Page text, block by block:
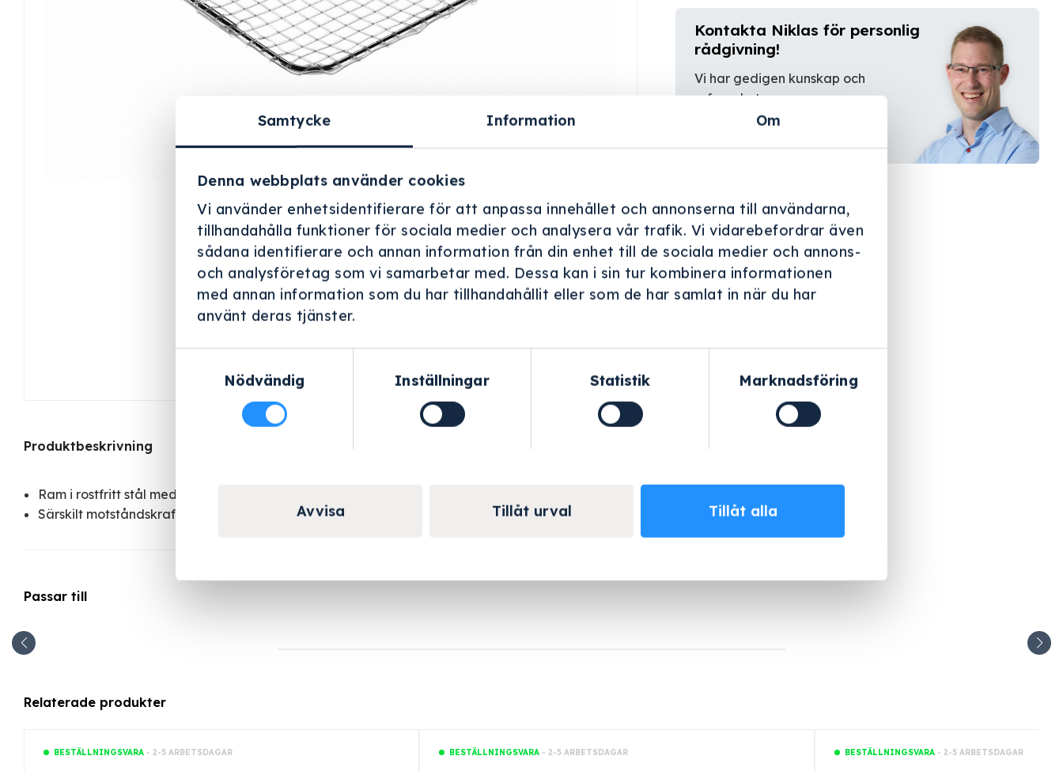
Samtycke Information Om
Denna webbplats använder cookies
Vi använder enhetsidentifierare för att anpassa innehållet och annonserna till användarna,
tillhandahålla funktioner för sociala medier och analysera vår trafik. Vi vidarebefordrar även
sådana identifierare och annan information från din enhet till de sociala medier och annons-
och analysföretag som vi samarbetar med. Dessa kan i sin tur kombinera informationen
med annan information som du har tillhandahållit eller som de har samlat in när du har
använt deras tjänster.
Nödvändig
Inställningar Statistik Marknadsföring
Avvisa Tillåt urval Tillåt alla
Helskärm
Kontakta Niklas för personlig
rådgivning!
Vi har gedigen kunskap och
erfarenhet.
Produktbeskrivning
Ram i rostfritt stål med plastnät över, storlek 206 x 215 mm
Särskilt motståndskraftig och långlivad
Passar till
Relaterade produkter
BESTÄLLNINGSVARA- 2-5 ARBETSDAGAR BESTÄLLNINGSVARA- 2-5 ARBETSDAGAR BESTÄLLNINGSVARA- 2-5 ARBETSDAGAR